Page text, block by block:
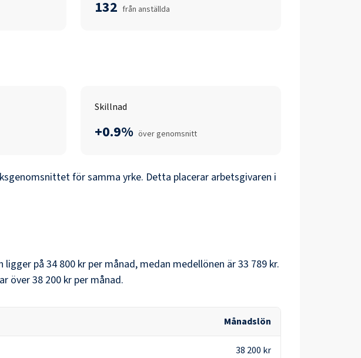
132 från anställda
Skillnad
+0.9% över genomsnitt
för samma yrke. Detta placerar arbetsgivaren i
ligger på 34 800 kr per månad, medan medellönen är33 789 kr.
över38 200 kr per månad.
Månadslön
38 200 kr